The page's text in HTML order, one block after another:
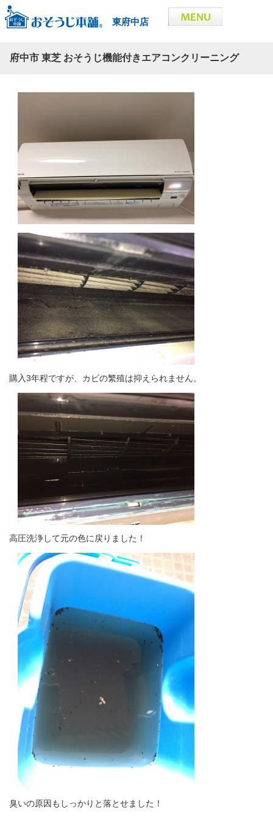
東府中店
府中市 東芝 おそうじ機能付きエアコンクリーニング
購入3年程ですが、カビの繁殖は抑えられません。
高圧洗浄して元の色に戻りました！
臭いの原因もしっかりと落とせました！